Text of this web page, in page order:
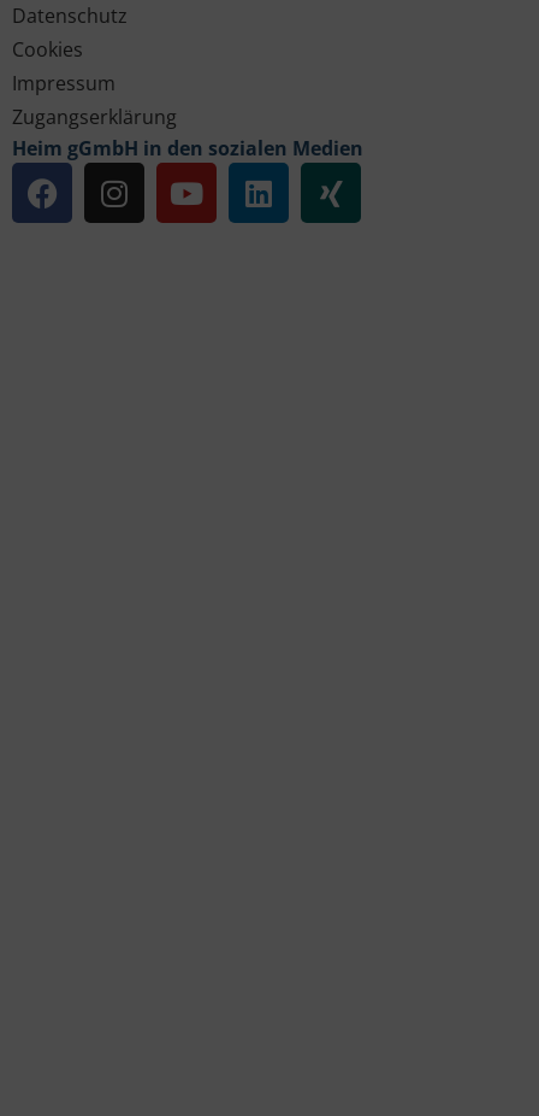
Datenschutz
Cookies
Impressum
Zugangserklärung
Heim gGmbH in den sozialen Medien